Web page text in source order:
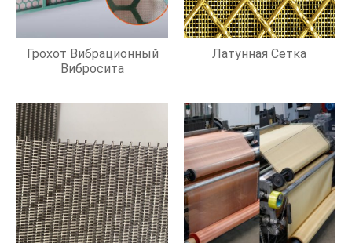
Грохот Вибрационный
Вибросита
Латунная Сетка